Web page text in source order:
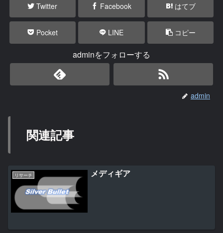
Twitter Facebook はてブ
Pocket LINE コピー
adminをフォローする
admin
関連記事
リサーチ メディギア